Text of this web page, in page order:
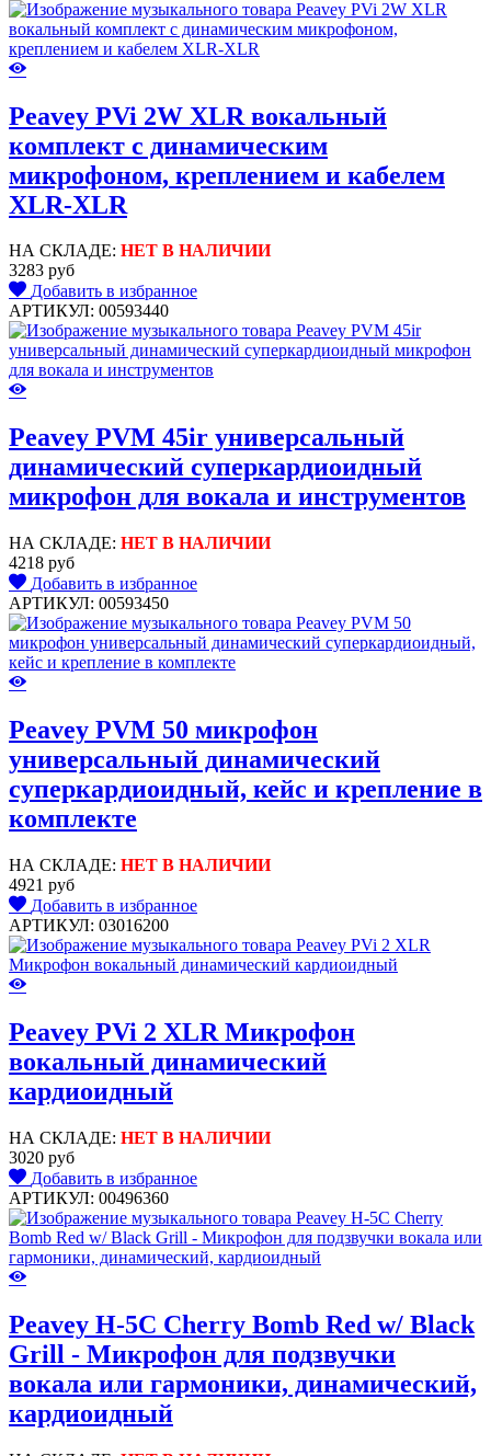
Peavey PVi 2W XLR вокальный
комплект с динамическим
микрофоном, креплением и кабелем
XLR-XLR
НА СКЛАДЕ: НЕТ В НАЛИЧИИ
3283 руб
Добавить в избранное
АРТИКУЛ: 00593440
Peavey PVM 45ir универсальный
динамический суперкардиоидный
микрофон для вокала и инструментов
НА СКЛАДЕ: НЕТ В НАЛИЧИИ
4218 руб
Добавить в избранное
АРТИКУЛ: 00593450
Peavey PVM 50 микрофон
универсальный динамический
суперкардиоидный, кейс и крепление в
комплекте
НА СКЛАДЕ: НЕТ В НАЛИЧИИ
4921 руб
Добавить в избранное
АРТИКУЛ: 03016200
Peavey PVi 2 XLR Микрофон
вокальный динамический
кардиоидный
НА СКЛАДЕ: НЕТ В НАЛИЧИИ
3020 руб
Добавить в избранное
АРТИКУЛ: 00496360
Peavey H-5C Cherry Bomb Red w/ Black
Grill - Микрофон для подзвучки
вокала или гармоники, динамический,
кардиоидный